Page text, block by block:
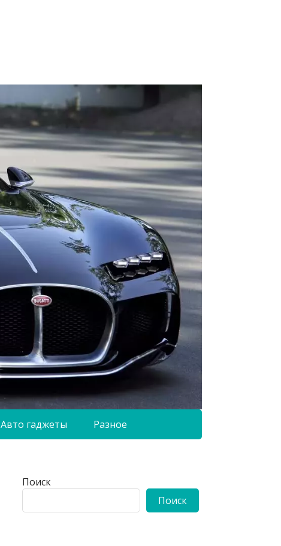
Авто гаджеты Разное
Поиск
Поиск